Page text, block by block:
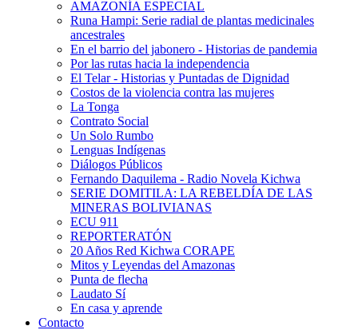
AMAZONÍA ESPECIAL
Runa Hampi: Serie radial de plantas medicinales
ancestrales
En el barrio del jabonero - Historias de pandemia
Por las rutas hacia la independencia
El Telar - Historias y Puntadas de Dignidad
Costos de la violencia contra las mujeres
La Tonga
Contrato Social
Un Solo Rumbo
Lenguas Indígenas
Diálogos Públicos
Fernando Daquilema - Radio Novela Kichwa
SERIE DOMITILA: LA REBELDÍA DE LAS
MINERAS BOLIVIANAS
ECU 911
REPORTERATÓN
20 Años Red Kichwa CORAPE
Mitos y Leyendas del Amazonas
Punta de flecha
Laudato Sí
En casa y aprende
Contacto